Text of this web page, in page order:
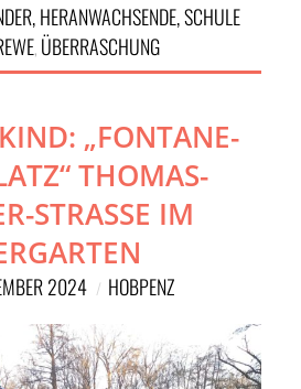
HERANWACHSENDE, SCHULE
, ÜBERRASCHUNG
„FONTANE-
THOMAS-
STRASSE IM T
2024 HOBPENZ